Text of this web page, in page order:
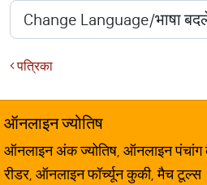
पत्रिका
ऑनलाइन ज्योतिष
ऑनलाइन अंक ज्योतिष, ऑनलाइन पंचांग
रीडर, ऑनलाइन फॉर्च्यून कुकी, मैच टूल्स